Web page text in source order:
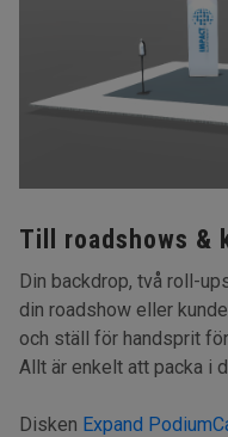
Till roadshows &
Din backdrop, två roll-
din roadshow eller
och ställ för handsprit
Allt är enkelt att packa i
Disken Expand